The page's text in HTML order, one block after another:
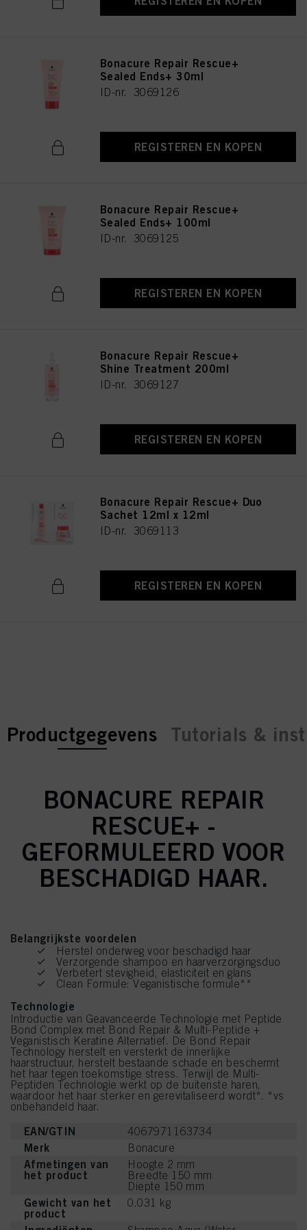
Bonacure Repair Rescue+
Sealed Ends+ 30ml
ID-nr. 3069126
REGISTEREN EN KOPEN
Bonacure Repair Rescue+
Sealed Ends+ 100ml
ID-nr. 3069125
REGISTEREN EN KOPEN
Bonacure Repair Rescue+
Shine Treatment 200ml
ID-nr. 3069127
REGISTEREN EN KOPEN
Bonacure Repair Rescue+ Duo
Sachet 12ml x 12ml
ID-nr. 3069113
REGISTEREN EN KOPEN
current tab:
current tab:
Productgegevens Tutorials &
BONACURE REPAIR
RESCUE+ -
GEFORMULEERD VOOR
BESCHADIGD HAAR.
Belangrijkste voordelen
Herstel onderweg voor beschadigd haar
Verzorgende shampoo en haarverzorgingsduo
Verbetert stevigheid, elasticiteit en glans
Clean Formule: Veganistische formule**
Technologie
Introductie van Geavanceerde Technologie met Peptide
Bond Complex met Bond Repair & Multi-Peptide +
Veganistisch Keratine Alternatief. De Bond Repair
Technology herstelt en versterkt de innerlijke
haarstructuur, herstelt bestaande schade en beschermt
het haar tegen toekomstige stress. Terwijl de Multi-
Peptiden Technologie werkt op de buitenste haren,
waardoor het haar sterker en gerevitaliseerd wordt*. *vs
onbehandeld haar.
EAN/GTIN 4067971163734
Merk Bonacure
Afmetingen van
het product
Hoogte 2 mm
Breedte 150 mm
Diepte 150 mm
Gewicht van het
product
0.031 kg